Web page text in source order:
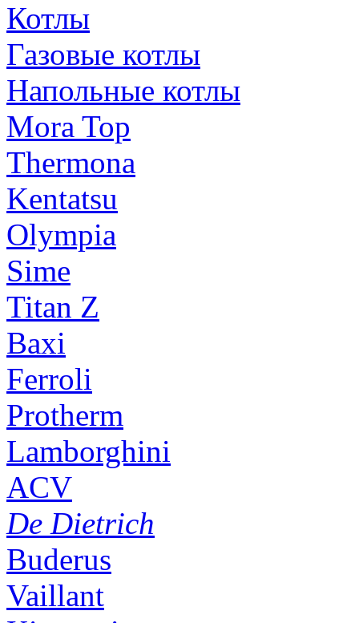
Котлы
Газовые котлы
Напольные котлы
Mora Top
Thermona
Kentatsu
Olympia
Sime
Titan Z
Baxi
Ferroli
Protherm
Lamborghini
ACV
De Dietrich
Buderus
Vaillant